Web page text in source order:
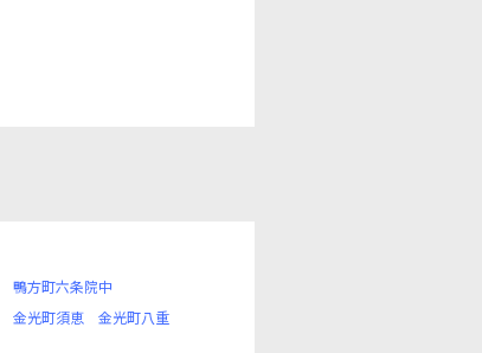
鴨方町六条院中
金光町須恵
金光町八重